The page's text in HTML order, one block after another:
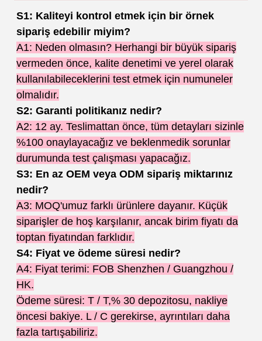
S1: Kaliteyi kontrol etmek için bir örnek
sipariş edebilir miyim?
A1: Neden olmasın? Herhangi bir büyük sipariş
vermeden önce, kalite denetimi ve yerel olarak
kullanılabileceklerini test etmek için numuneler
olmalıdır.
S2: Garanti politikanız nedir?
A2: 12 ay. Teslimattan önce, tüm detayları sizinle
%100 onaylayacağız ve beklenmedik sorunlar
durumunda test çalışması yapacağız.
S3: En az OEM veya ODM sipariş miktarınız
nedir?
A3: MOQ'umuz farklı ürünlere dayanır. Küçük
siparişler de hoş karşılanır, ancak birim fiyatı da
toptan fiyatından farklıdır.
S4: Fiyat ve ödeme süresi nedir?
A4: Fiyat terimi: FOB Shenzhen / Guangzhou /
HK.
Ödeme süresi: T / T,% 30 depozitosu, nakliye
öncesi bakiye. L / C gerekirse, ayrıntıları daha
fazla tartışabiliriz.